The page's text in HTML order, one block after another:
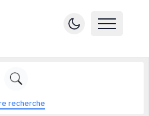
recherche